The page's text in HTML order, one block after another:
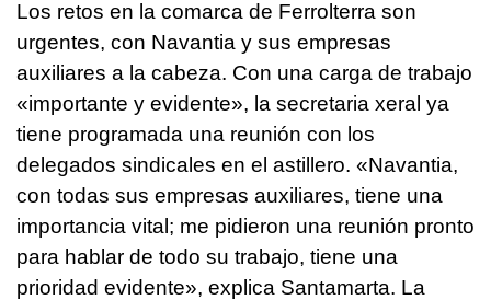
Los retos en la comarca de Ferrolterra son
urgentes, con Navantia y sus empresas
auxiliares a la cabeza. Con una carga de trabajo
«importante y evidente», la secretaria xeral ya
tiene programada una reunión con los
delegados sindicales en el astillero. «Navantia,
con todas sus empresas auxiliares, tiene una
importancia vital; me pidieron una reunión pronto
para hablar de todo su trabajo, tiene una
prioridad evidente», explica Santamarta. La